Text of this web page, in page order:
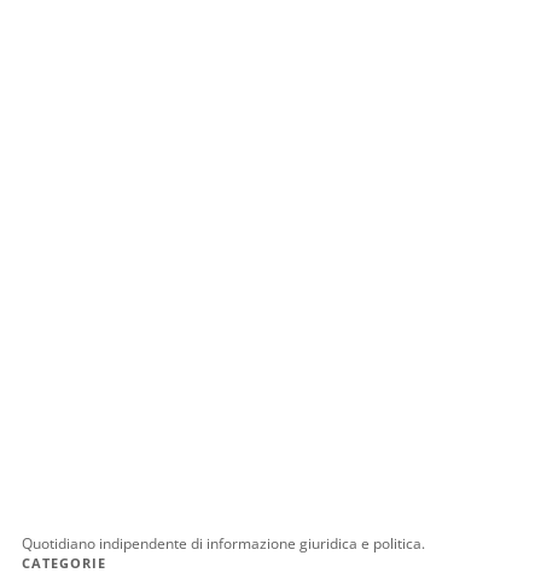
Quotidiano indipendente di informazione giuridica e politica.
CATEGORIE